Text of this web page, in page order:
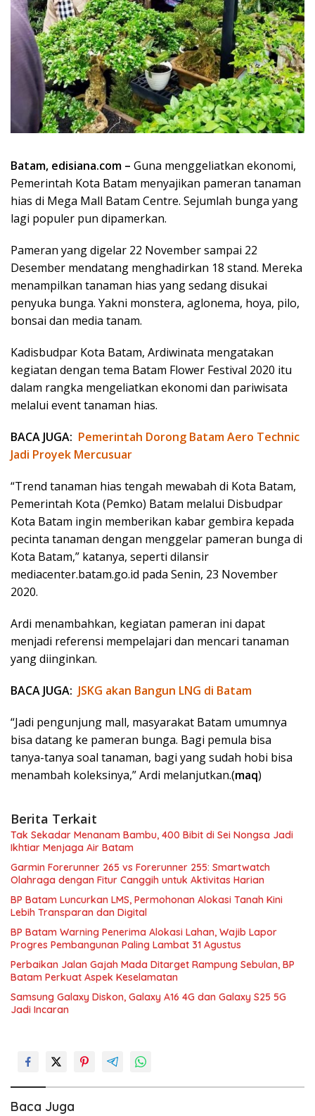
Batam, edisiana.com – Guna menggeliatkan ekonomi,
Pemerintah Kota Batam menyajikan pameran tanaman
hias di Mega Mall Batam Centre. Sejumlah bunga yang
lagi populer pun dipamerkan.
Pameran yang digelar 22 November sampai 22
Desember mendatang menghadirkan 18 stand. Mereka
menampilkan tanaman hias yang sedang disukai
penyuka bunga. Yakni monstera, aglonema, hoya, pilo,
bonsai dan media tanam.
Kadisbudpar Kota Batam, Ardiwinata mengatakan
kegiatan dengan tema Batam Flower Festival 2020 itu
dalam rangka mengeliatkan ekonomi dan pariwisata
melalui event tanaman hias.
BACA JUGA: Pemerintah Dorong Batam Aero Technic
Jadi Proyek Mercusuar
“Trend tanaman hias tengah mewabah di Kota Batam,
Pemerintah Kota (Pemko) Batam melalui Disbudpar
Kota Batam ingin memberikan kabar gembira kepada
pecinta tanaman dengan menggelar pameran bunga di
Kota Batam,” katanya, seperti dilansir
mediacenter.batam.go.id pada Senin, 23 November
2020.
Ardi menambahkan, kegiatan pameran ini dapat
menjadi referensi mempelajari dan mencari tanaman
yang diinginkan.
BACA JUGA: JSKG akan Bangun LNG di Batam
“Jadi pengunjung mall, masyarakat Batam umumnya
bisa datang ke pameran bunga. Bagi pemula bisa
tanya-tanya soal tanaman, bagi yang sudah hobi bisa
menambah koleksinya,” Ardi melanjutkan.(maq)
Berita Terkait
Tak Sekadar Menanam Bambu, 400 Bibit di Sei Nongsa Jadi
Ikhtiar Menjaga Air Batam
Garmin Forerunner 265 vs Forerunner 255: Smartwatch
Olahraga dengan Fitur Canggih untuk Aktivitas Harian
BP Batam Luncurkan LMS, Permohonan Alokasi Tanah Kini
Lebih Transparan dan Digital
BP Batam Warning Penerima Alokasi Lahan, Wajib Lapor
Progres Pembangunan Paling Lambat 31 Agustus
Perbaikan Jalan Gajah Mada Ditarget Rampung Sebulan, BP
Batam Perkuat Aspek Keselamatan
Samsung Galaxy Diskon, Galaxy A16 4G dan Galaxy S25 5G
Jadi Incaran
Baca Juga